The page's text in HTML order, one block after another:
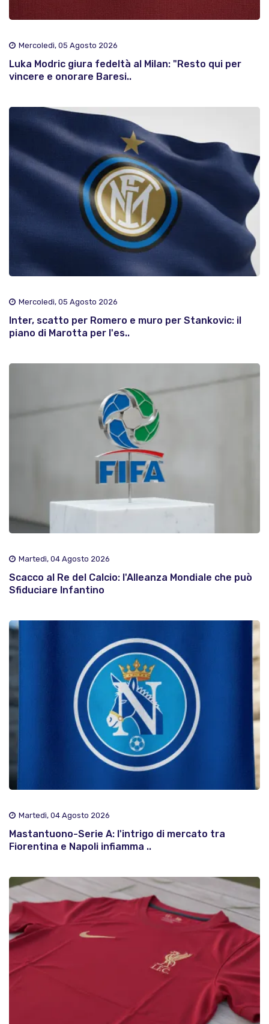
Mercoledì, 05 Agosto 2026
Luka Modric giura fedeltà al Milan: "Resto qui per
vincere e onorare Baresi..
Mercoledì, 05 Agosto 2026
Inter, scatto per Romero e muro per Stankovic: il
piano di Marotta per l'es..
Martedì, 04 Agosto 2026
Scacco al Re del Calcio: l'Alleanza Mondiale che può
Sfiduciare Infantino
Martedì, 04 Agosto 2026
Mastantuono-Serie A: l'intrigo di mercato tra
Fiorentina e Napoli infiamma ..